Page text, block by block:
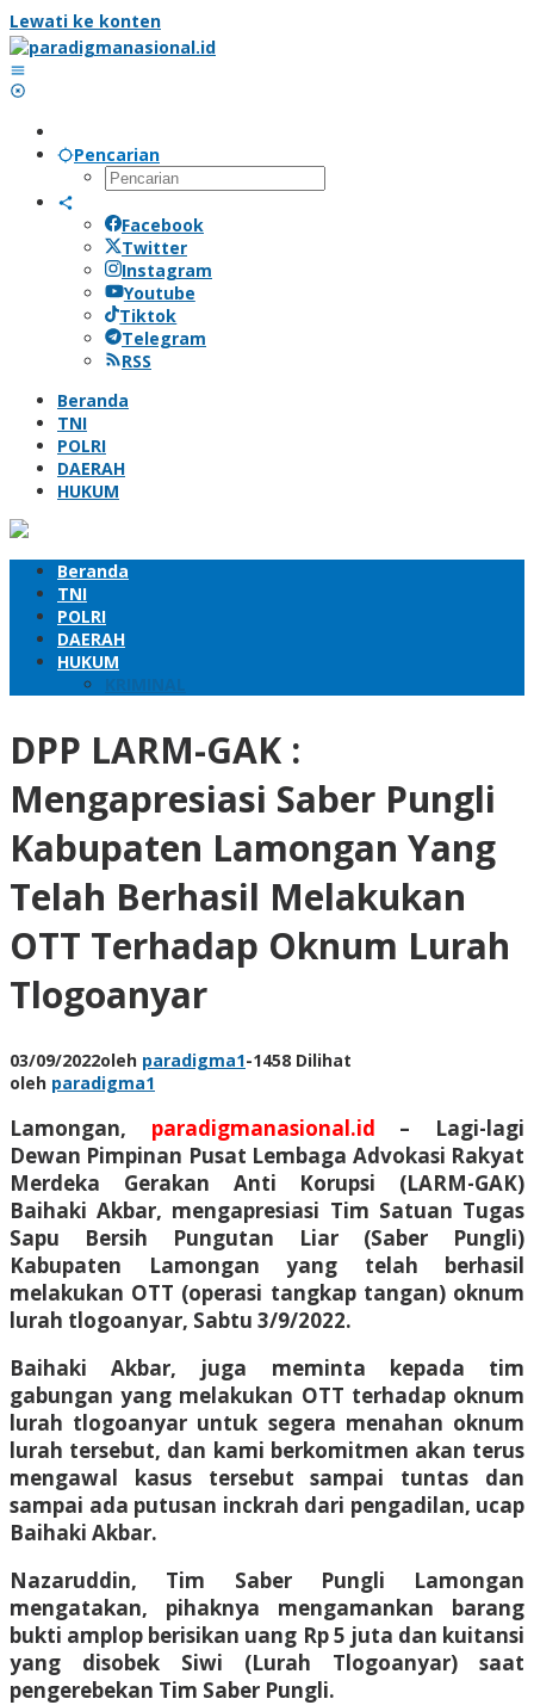
Lewati ke konten
Pencarian
Facebook
Twitter
Instagram
Youtube
Tiktok
Telegram
RSS
Beranda
TNI
POLRI
DAERAH
HUKUM
Beranda
TNI
POLRI
DAERAH
HUKUM
KRIMINAL
DPP LARM-GAK :
Mengapresiasi Saber Pungli
Kabupaten Lamongan Yang
Telah Berhasil Melakukan
OTT Terhadap Oknum Lurah
Tlogoanyar
03/09/2022oleh paradigma1-1458 Dilihat
oleh paradigma1
Lamongan, paradigmanasional.id – Lagi-lagi
Dewan Pimpinan Pusat Lembaga Advokasi Rakyat
Merdeka Gerakan Anti Korupsi (LARM-GAK)
Baihaki Akbar, mengapresiasi Tim Satuan Tugas
Sapu Bersih Pungutan Liar (Saber Pungli)
Kabupaten Lamongan yang telah berhasil
melakukan OTT (operasi tangkap tangan) oknum
lurah tlogoanyar, Sabtu 3/9/2022.
Baihaki Akbar, juga meminta kepada tim
gabungan yang melakukan OTT terhadap oknum
lurah tlogoanyar untuk segera menahan oknum
lurah tersebut, dan kami berkomitmen akan terus
mengawal kasus tersebut sampai tuntas dan
sampai ada putusan inckrah dari pengadilan, ucap
Baihaki Akbar.
Nazaruddin, Tim Saber Pungli Lamongan
mengatakan, pihaknya mengamankan barang
bukti amplop berisikan uang Rp 5 juta dan kuitansi
yang disobek Siwi (Lurah Tlogoanyar) saat
pengerebekan Tim Saber Pungli.